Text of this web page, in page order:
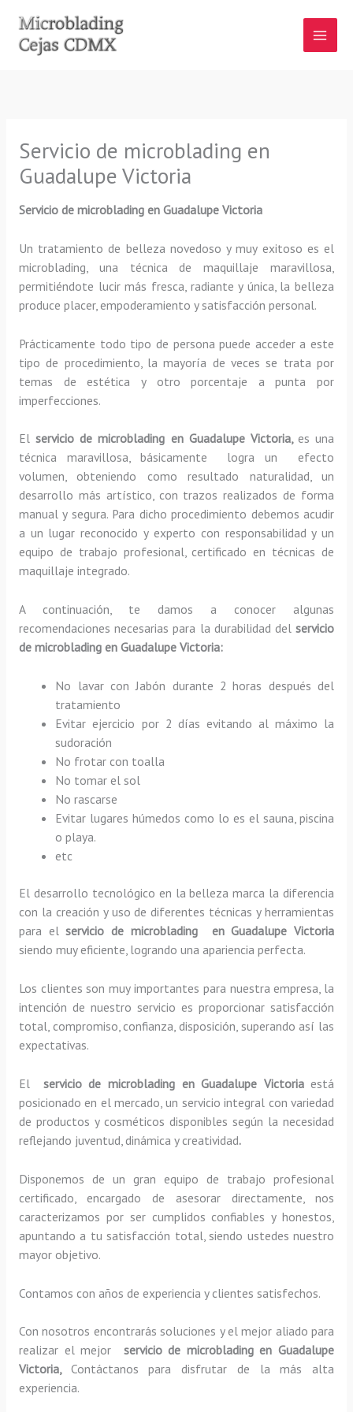
contenido
Servicio de microblading en
Guadalupe Victoria
Servicio de microblading en Guadalupe Victoria
Un tratamiento de belleza novedoso y muy exitoso es el
microblading, una técnica de maquillaje maravillosa,
permitiéndote lucir más fresca, radiante y única, la belleza
produce placer, empoderamiento y satisfacción personal.
Prácticamente todo tipo de persona puede acceder a este
tipo de procedimiento, la mayoría de veces se trata por
temas de estética y otro porcentaje a punta por
imperfecciones.
Elservicio de microblading en Guadalupe Victoria, es una
técnica maravillosa, básicamente
logra un efecto
volumen, obteniendo como resultado naturalidad, un
desarrollo más artístico, con trazos realizados de forma
manual y segura. Para dicho procedimiento debemos acudir
a un lugar reconocido y experto con responsabilidad y un
equipo de trabajo profesional, certificado en técnicas de
maquillaje integrado.
A continuación, te damos a conocer algunas
recomendaciones necesarias para la durabilidad delservicio
de microblading en Guadalupe Victoria:
No lavar con Jabón durante 2 horas después del
tratamiento
Evitar ejercicio por 2 días evitando al máximo la
sudoración
No frotar con toalla
No tomar el sol
No rascarse
Evitar lugares húmedos como lo es el sauna, piscina
o playa.
etc
El desarrollo tecnológico en la belleza marca la diferencia
con la creación y uso de diferentes técnicas y herramientas
para elservicio de microblading en Guadalupe Victoria
siendo muy eficiente, logrando una apariencia perfecta.
Los clientes son muy importantes para nuestra empresa, la
intención de nuestro servicio es proporcionar satisfacción
total, compromiso, confianza, disposición, superando así las
expectativas.
El servicio de microblading en Guadalupe Victoriaestá
posicionado en el mercado, un servicio integral con variedad
de productos y cosméticos disponibles según la necesidad
reflejando juventud, dinámica y creatividad.
Disponemos de un gran equipo de trabajo profesional
certificado, encargado de asesorar directamente, nos
caracterizamos por ser cumplidos confiables y honestos,
apuntando a tu satisfacción total, siendo ustedes nuestro
mayor objetivo.
Contamos con años de experiencia y clientes satisfechos.
Con nosotros encontrarás soluciones y el mejor aliado para
realizar el mejor servicio de microblading en Guadalupe
Victoria, Contáctanos para disfrutar de la más alta
experiencia.